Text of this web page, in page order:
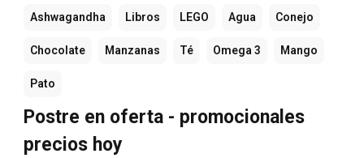
Ashwagandha Libros LEGO Agua Conejo
Chocolate Manzanas Té Omega 3 Mango
Pato
Postre en oferta - promocionales
precios hoy